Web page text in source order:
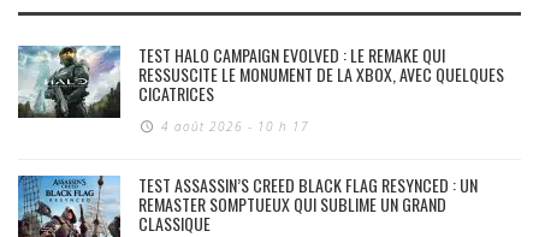
TEST HALO CAMPAIGN EVOLVED : LE REMAKE QUI
RESSUSCITE LE MONUMENT DE LA XBOX, AVEC QUELQUES
CICATRICES
4 août 2026 - 10 h 17
TEST ASSASSIN’S CREED BLACK FLAG RESYNCED : UN
REMASTER SOMPTUEUX QUI SUBLIME UN GRAND
CLASSIQUE